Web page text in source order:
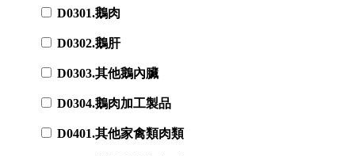
D0301.鵝肉
D0302.鵝肝
D0303.其他鵝內臟
D0304.鵝肉加工製品
D0401.其他家禽類肉類